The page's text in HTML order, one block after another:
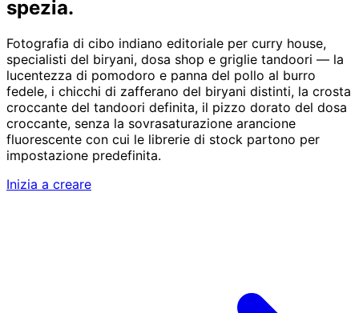
spezia.
Fotografia di cibo indiano editoriale per curry house,
specialisti del biryani, dosa shop e griglie tandoori — la
lucentezza di pomodoro e panna del pollo al burro
fedele, i chicchi di zafferano del biryani distinti, la crosta
croccante del tandoori definita, il pizzo dorato del dosa
croccante, senza la sovrasaturazione arancione
fluorescente con cui le librerie di stock partono per
impostazione predefinita.
Inizia a creare